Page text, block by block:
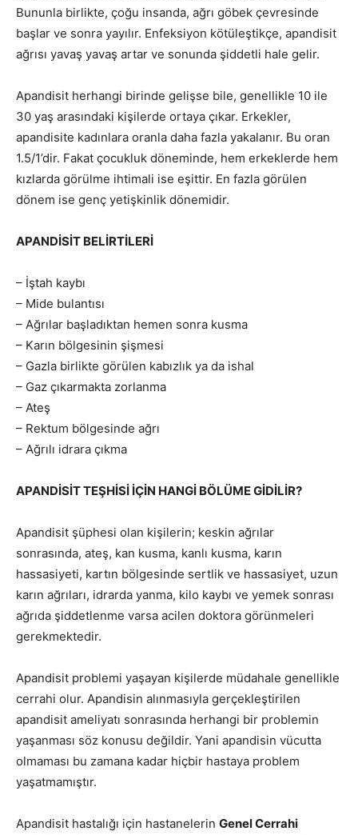
Bununla birlikte, çoğu insanda, ağrı göbek çevresinde
başlar ve sonra yayılır. Enfeksiyon kötüleştikçe, apandisit
ağrısı yavaş yavaş artar ve sonunda şiddetli hale gelir.
Apandisit herhangi birinde gelişse bile, genellikle 10 ile
30 yaş arasındaki kişilerde ortaya çıkar. Erkekler,
apandisite kadınlara oranla daha fazla yakalanır. Bu oran
1.5/1’dir. Fakat çocukluk döneminde, hem erkeklerde hem
kızlarda görülme ihtimali ise eşittir. En fazla görülen
dönem ise genç yetişkinlik dönemidir.
APANDİSİT BELİRTİLERİ
– İştah kaybı
– Mide bulantısı
– Ağrılar başladıktan hemen sonra kusma
– Karın bölgesinin şişmesi
– Gazla birlikte görülen kabızlık ya da ishal
– Gaz çıkarmakta zorlanma
– Ateş
– Rektum bölgesinde ağrı
– Ağrılı idrara çıkma
APANDİSİT TEŞHİSİ İÇİN HANGİ BÖLÜME GİDİLİR?
Apandisit şüphesi olan kişilerin; keskin ağrılar
sonrasında, ateş, kan kusma, kanlı kusma, karın
hassasiyeti, kartın bölgesinde sertlik ve hassasiyet, uzun
karın ağrıları, idrarda yanma, kilo kaybı ve yemek sonrası
ağrıda şiddetlenme varsa acilen doktora görünmeleri
gerekmektedir.
Apandisit problemi yaşayan kişilerde müdahale genellikle
cerrahi olur. Apandisin alınmasıyla gerçekleştirilen
apandisit ameliyatı sonrasında herhangi bir problemin
yaşanması söz konusu değildir. Yani apandisin vücutta
olmaması bu zamana kadar hiçbir hastaya problem
yaşatmamıştır.
Apandisit hastalığı için hastanelerin Genel Cerrahi